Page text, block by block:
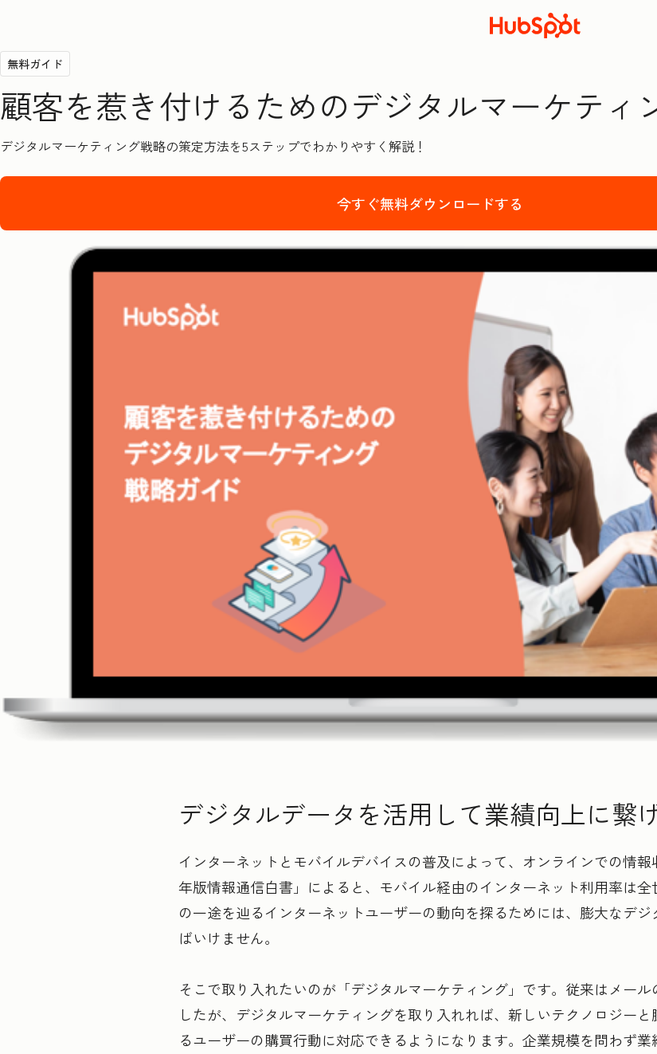
無料ガイド
顧客を惹き付けるためのデジタルマーケティ
デジタルマーケティング戦略の策定方法を5ステップでわかりやすく解説！
今すぐ無料ダウンロードする
デジタルデータを活用して業績向上に繋
インターネットとモバイルデバイスの普及によって、オンラインでの情
年版情報通信白書」によると、モバイル経由のインターネット利用率は
の一途を辿るインターネットユーザーの動向を探るためには、膨大なデ
ばいけません。
そこで取り入れたいのが「デジタルマーケティング」です。従来はメー
したが、デジタルマーケティングを取り入れれば、新しいテクノロジー
るユーザーの購買行動に対応できるようになります。企業規模を問わず